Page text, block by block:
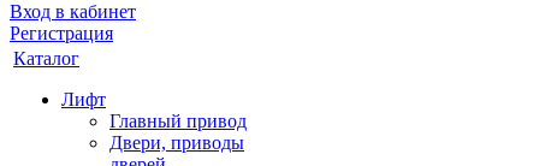
Вход в кабинет
Регистрация
Каталог
Лифт
Главный привод
Двери, приводы